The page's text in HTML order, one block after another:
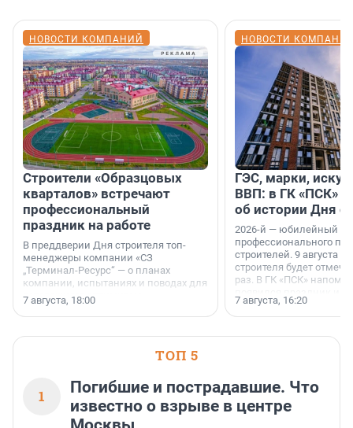
НОВОСТИ КОМПАНИЙ
Строители «Образцовых
кварталов» встречают
профессиональный
праздник на работе
В преддверии Дня строителя топ-
менеджеры компании «СЗ
„Терминал-Ресурс“ — о планах
компании, испытаниях и поводах для
осторожного оптимизма.
7 августа, 18:00
НОВОСТИ
ГЭС, марки,
ВВП: в ГК «ПСК»
об истории Дня
2026-й — юбилейный
профессионального
строителей. 9 августа
строителя будет
раз. В ГК «ПСК»
поменялась роль
7 августа, 16:20
ТОП 5
1
Погибшие и пострадавшие. Что
известно о взрыве в центре